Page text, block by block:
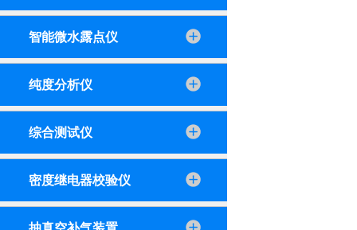
智能微水露点仪
纯度分析仪
综合测试仪
密度继电器校验仪